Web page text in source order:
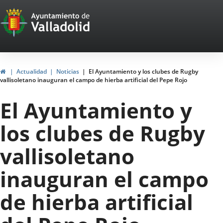
Portal
Web
del
Ayuntamiento
de
Valladolid
InicioActualidad Noticias
El Ayuntamiento y los clubes de Rugby
vallisoletano inauguran el campo de hierba artificial del Pepe Rojo
El Ayuntamiento y
los clubes de Rugby
vallisoletano
inauguran el campo
de hierba artificial